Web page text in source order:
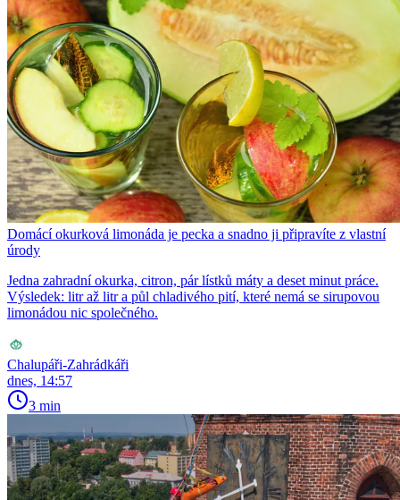
Domácí okurková limonáda je pecka a snadno ji připravíte z vlastní
úrody
Jedna zahradní okurka, citron, pár lístků máty a deset minut práce.
Výsledek: litr až litr a půl chladivého pití, které nemá se sirupovou
limonádou nic společného.
Chalupáři-Zahrádkáři
dnes, 14:57
3 min